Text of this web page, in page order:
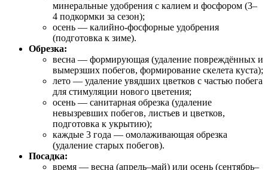
минеральные удобрения с калием и фосфором (3–
4 подкормки за сезон);
осень — калийно‑фосфорные удобрения
(подготовка к зиме).
Обрезка:
весна — формирующая (удаление повреждённых и
вымерзших побегов, формирование скелета куста);
лето — удаление увядших цветков с частью побега
для стимуляции нового цветения;
осень — санитарная обрезка (удаление
невызревших побегов, листьев и цветков,
подготовка к укрытию);
каждые 3 года — омолаживающая обрезка
(удаление старых побегов).
Посадка:
время — весна (апрель–май) или осень (сентябрь–